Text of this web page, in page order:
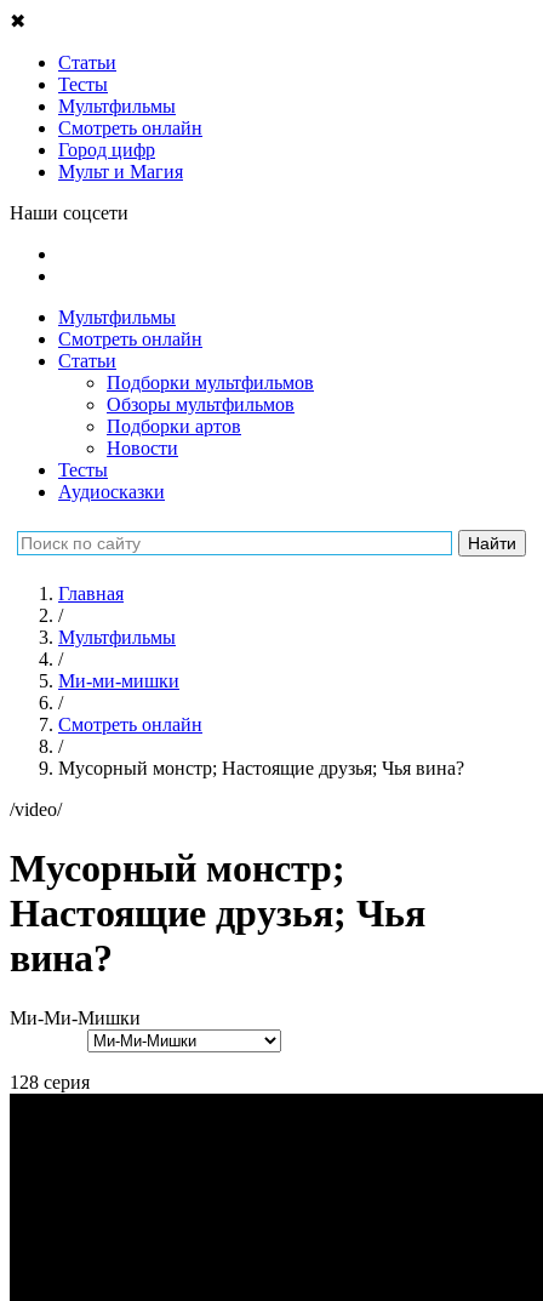
✖
Статьи
Тесты
Мультфильмы
Смотреть онлайн
Город цифр
Мульт и Магия
Наши соцсети
Мультфильмы
Смотреть онлайн
Статьи
Подборки мультфильмов
Обзоры мультфильмов
Подборки артов
Новости
Тесты
Аудиосказки
Главная
/
Мультфильмы
/
Ми-ми-мишки
/
Смотреть онлайн
/
Мусорный монстр; Настоящие друзья; Чья вина?
/video/
Мусорный монстр;
Настоящие друзья; Чья
вина?
Ми-Ми-Мишки
128 серия